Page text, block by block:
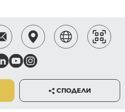
СПОДЕЛИ